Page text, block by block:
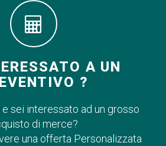
A UN
?
e sei interessato ad un grosso
di merce?
una offerta Personalizzata